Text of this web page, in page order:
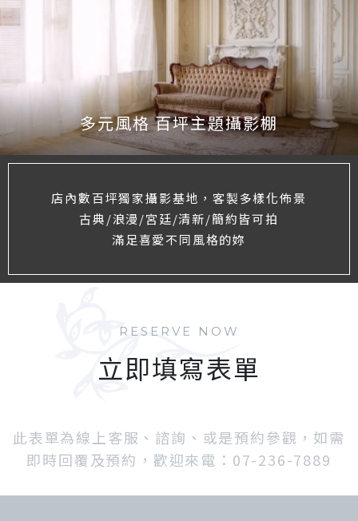
多元風格 百坪主題攝影棚
店內數百坪獨家攝影基地，客製多樣化佈景
古典/浪漫/宮廷/清新/簡約皆可拍
滿足喜愛不同風格的妳
RESERVE NOW
立即填寫表單
此表單為線上客服、諮詢、或是預約參觀，如需
即時回覆及預約，歡迎來電：07-236-7889